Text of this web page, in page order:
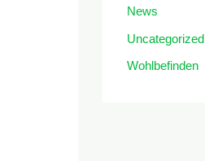
News
Uncategorized
Wohlbefinden